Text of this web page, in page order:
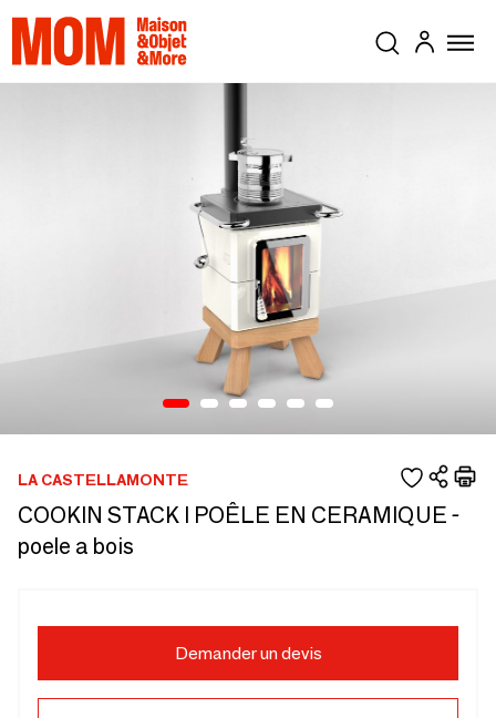
LA CASTELLAMONTE
COOKIN STACK I POÊLE EN CERAMIQUE -
poele a bois
Demander un devis